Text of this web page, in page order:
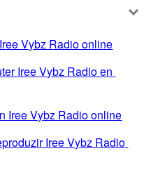
Vybz Radio online
Iree Vybz Radio en
Iree Vybz Radio online
Iree Vybz Radio